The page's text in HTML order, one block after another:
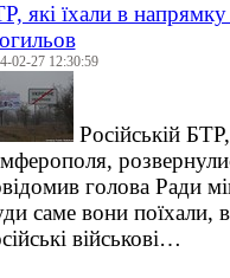
які їхали в
02-27 12:30:59
Російській
голова Ради
саме вони поїхали,
військові…